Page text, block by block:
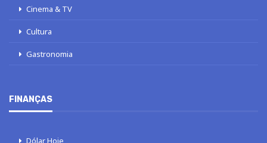
Cinema & TV
Cultura
Gastronomia
FINANÇAS
Dólar Hoje